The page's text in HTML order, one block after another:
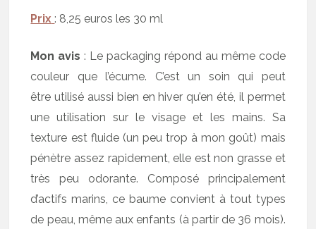
Prix : 8,25 euros les 30 ml
Mon avis : Le packaging répond au même code
couleur que l’écume. C’est un soin qui peut
être utilisé aussi bien en hiver qu’en été, il permet
une utilisation sur le visage et les mains. Sa
texture est fluide (un peu trop à mon goût) mais
pénètre assez rapidement, elle est non grasse et
très peu odorante. Composé principalement
d’actifs marins, ce baume convient à tout types
de peau, même aux enfants (à partir de 36 mois).